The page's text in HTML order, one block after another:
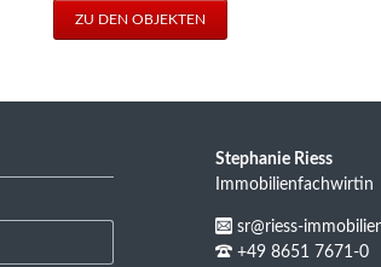
ZU DEN OBJEKTEN
Stephanie Riess
Immobilienfachwirtin
sr@riess-
+49 8651 7671-0